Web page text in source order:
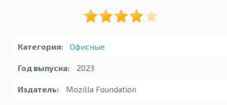
Категория: Офисные
Год выпуска: 2023
Издатель: Mozilla Foundation